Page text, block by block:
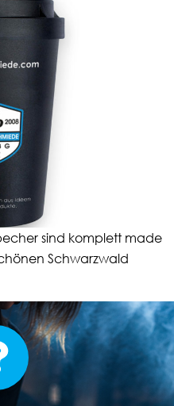
sind komplett made
Schwarzwald